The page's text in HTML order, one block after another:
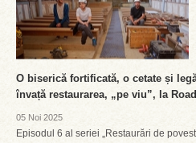
O biserică fortificată, o cetate și
învață restaurarea, „pe viu”, la
05 Noi 2025
Episodul 6 al seriei „Restaurări de